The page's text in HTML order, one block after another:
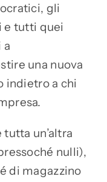
gli
e tutti quei
a
una nuova
indietro a chi
tutta un’altra
nulli),
di magazzino